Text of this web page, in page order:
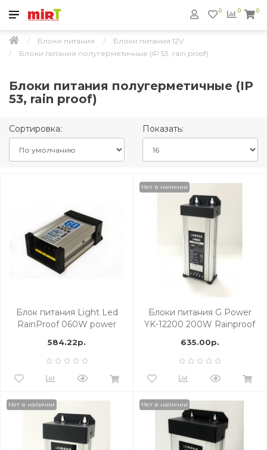
0
0 0
Блоки питания
Блоки питания 12V
Блоки питания полугерметичные (IP 53, rain proof)
Блоки питания полугерметичные (IP
53, rain proof)
Сортировка: Показать:
Блок питания Light Led
RainProof 060W power
584.22р.
Нет в наличии
Блоки питания G Power
YK-12200 200W Rainproof
635.00р.
Нет в наличии Нет в наличии